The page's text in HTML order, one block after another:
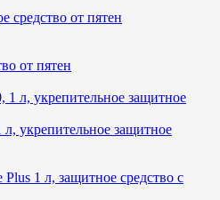
средство от пятен
от пятен
укрепительное защитное